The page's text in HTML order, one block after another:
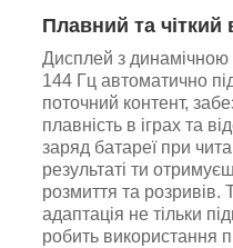
Плавний та чіткий
Дисплей з
144 Гц автоматично
поточний контент,
плавність в іграх та
заряд батареї при
результаті ти
розмиття та розривів.
адаптація не тільки
робить використання